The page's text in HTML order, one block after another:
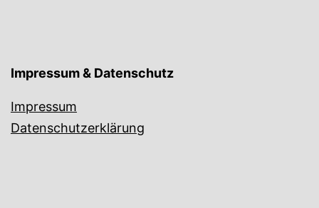
Impressum & Datenschutz
Impressum
Datenschutzerklärung